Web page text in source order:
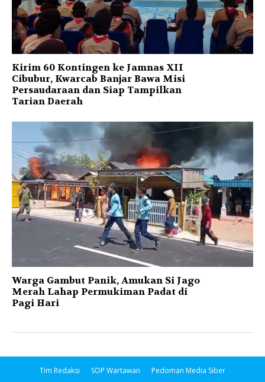
Kirim 60 Kontingen ke Jamnas XII
Cibubur, Kwarcab Banjar Bawa Misi
Persaudaraan dan Siap Tampilkan
Tarian Daerah
Warga Gambut Panik, Amukan Si Jago
Merah Lahap Permukiman Padat di
Pagi Hari
Tim Redaksi SOP Wartawan Pedoman Media Siber